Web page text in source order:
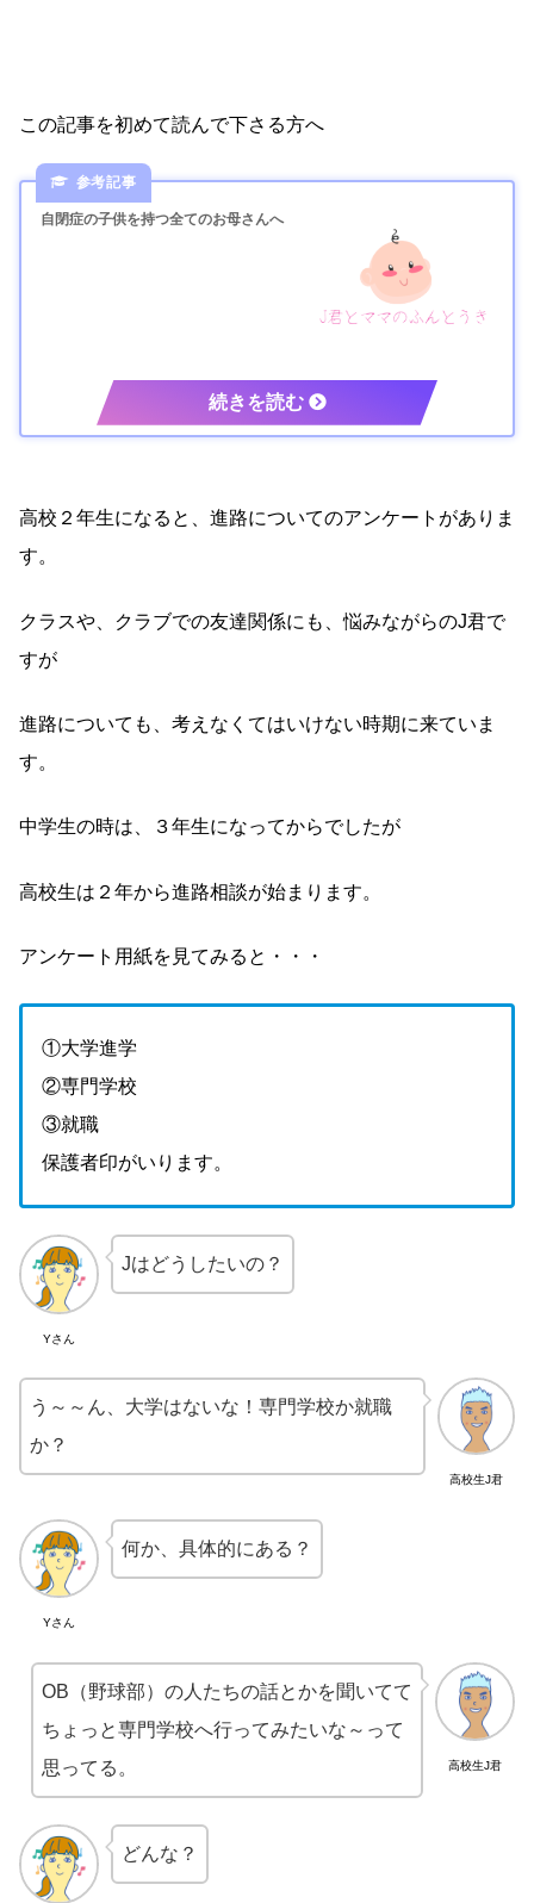
この記事を初めて読んで下さる方へ
自閉症の子供を持つ全てのお母さんへ
高校２年生になると、進路についてのアンケートがありま
す。
クラスや、クラブでの友達関係にも、悩みながらのJ君で
すが
進路についても、考えなくてはいけない時期に来ていま
す。
中学生の時は、３年生になってからでしたが
高校生は２年から進路相談が始まります。
アンケート用紙を見てみると・・・
①大学進学
②専門学校
③就職
保護者印がいります。
Yさん
Jはどうしたいの？
高校生J君
う～～ん、大学はないな！専門学校か就職
か？
Yさん
何か、具体的にある？
高校生J君
OB（野球部）の人たちの話とかを聞いてて
ちょっと専門学校へ行ってみたいな～って
思ってる。
どんな？